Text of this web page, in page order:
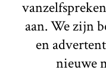
aan. We zijn
en
nieuwe